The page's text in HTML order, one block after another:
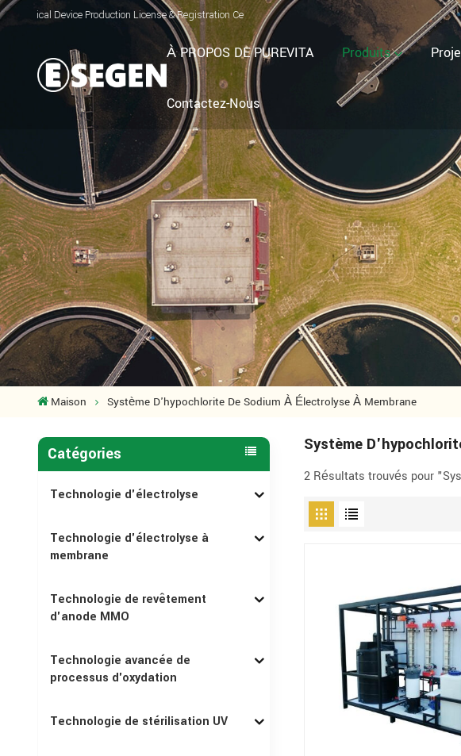
Production License & Registration Certificate for Electrolyzed Oxidizing Water (EOW) Generator
À PROPOS DE PUREVITA Produits
Contactez-Nous
Maison Système D'hypochlorite De Sodium À Électrolyse À Membrane
Catégories
Technologie d'électrolyse
Technologie d'électrolyse à
membrane
Technologie de revêtement
d'anode MMO
Technologie avancée de
processus d'oxydation
Technologie de stérilisation UV
Système
2 Résultats trouvés pour